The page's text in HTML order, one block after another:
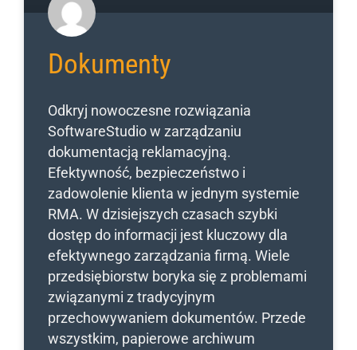
Dokumenty
Odkryj nowoczesne rozwiązania
SoftwareStudio w zarządzaniu
dokumentacją reklamacyjną.
Efektywność, bezpieczeństwo i
zadowolenie klienta w jednym systemie
RMA. W dzisiejszych czasach szybki
dostęp do informacji jest kluczowy dla
efektywnego zarządzania firmą. Wiele
przedsiębiorstw boryka się z problemami
związanymi z tradycyjnym
przechowywaniem dokumentów. Przede
wszystkim, papierowe archiwum